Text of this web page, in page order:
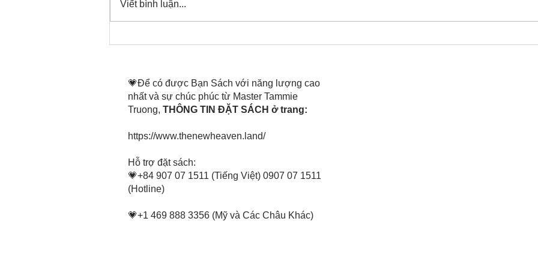
Cô Hoa Duong chia sẻ
Viết bình luận...
💗Để có được Bạn Sách với năng lượng cao
nhất và sự chúc phúc từ Master Tammie
Truong, THÔNG TIN ĐẶT SÁCH ở trang:
https://www.thenewheaven.land/
​Hỗ trợ đặt sách:
💗+84 907 07 1511 (Tiếng Việt) 0907 07 1511
(Hotline)
💗+1 469 888 3356 (Mỹ và Các Châu Khác)